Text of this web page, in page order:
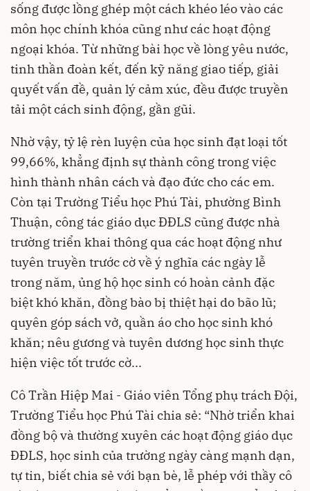
sống được lồng ghép một cách khéo léo vào các
môn học chính khóa cũng như các hoạt động
ngoại khóa. Từ những bài học về lòng yêu nước,
tinh thần đoàn kết, đến kỹ năng giao tiếp, giải
quyết vấn đề, quản lý cảm xúc, đều được truyền
tải một cách sinh động, gần gũi.
Nhờ vậy, tỷ lệ rèn luyện của học sinh đạt loại tốt
99,66%, khẳng định sự thành công trong việc
hình thành nhân cách và đạo đức cho các em.
Còn tại Trường Tiểu học Phú Tài, phường Bình
Thuận, công tác giáo dục ĐĐLS cũng được nhà
trường triển khai thông qua các hoạt động như
tuyên truyền trước cờ về ý nghĩa các ngày lễ
trong năm, ủng hộ học sinh có hoàn cảnh đặc
biệt khó khăn, đồng bào bị thiệt hại do bão lũ;
quyên góp sách vở, quần áo cho học sinh khó
khăn; nêu gương và tuyên dương học sinh thực
hiện việc tốt trước cờ...
Cô Trần Hiệp Mai - Giáo viên Tổng phụ trách Đội,
Trường Tiểu học Phú Tài chia sẻ: “Nhờ triển khai
đồng bộ và thường xuyên các hoạt động giáo dục
ĐĐLS, học sinh của trường ngày càng mạnh dạn,
tự tin, biết chia sẻ với bạn bè, lễ phép với thầy cô